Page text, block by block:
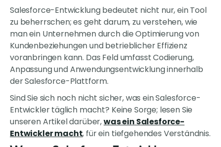
Salesforce-Entwicklung bedeutet nicht nur, ein Tool
zu beherrschen; es geht darum, zu verstehen, wie
man ein Unternehmen durch die Optimierung von
Kundenbeziehungen und betrieblicher Effizienz
voranbringen kann. Das Feld umfasst Codierung,
Anpassung und Anwendungsentwicklung innerhalb
der Salesforce-Plattform.
Sind Sie sich noch nicht sicher, was ein Salesforce-
Entwickler täglich macht? Keine Sorge; lesen Sie
unseren Artikel darüber,was ein Salesforce-
Entwickler macht, für ein tiefgehendes Verständnis.